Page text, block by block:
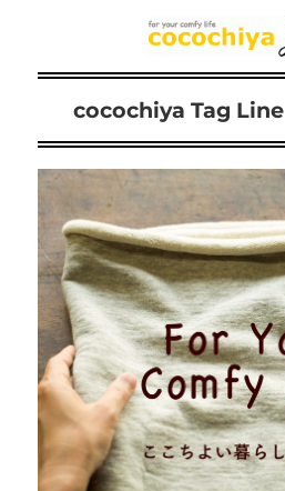
cocochiya Tag Line